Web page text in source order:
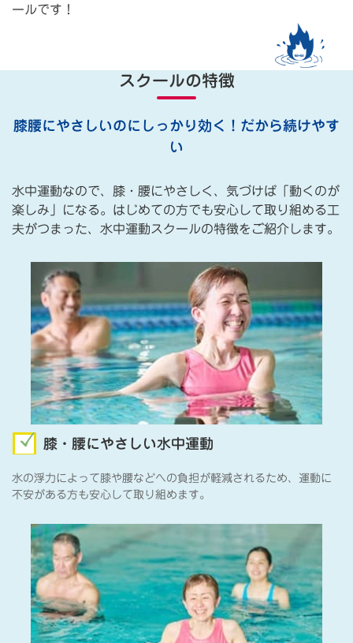
ールです！
スクールの特徴
膝腰にやさしいのにしっかり効く！だから続けやす
い
水中運動なので、膝・腰にやさしく、気づけば「動くのが
楽しみ」になる。はじめての方でも安心して取り組める工
夫がつまった、水中運動スクールの特徴をご紹介します。
膝・腰にやさしい水中運動
水の浮力によって膝や腰などへの負担が軽減されるため、運動に
不安がある方も安心して取り組めます。